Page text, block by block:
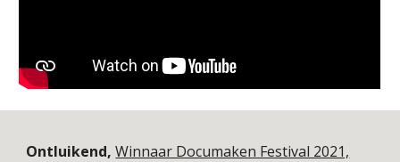
Ontluikend,Winnaar Documaken Festival 2021,